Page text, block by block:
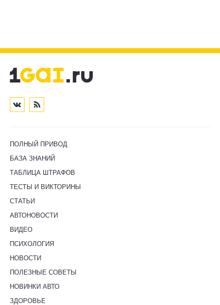
ПОЛНЫЙ ПРИВОД
БАЗА ЗНАНИЙ
ТАБЛИЦА ШТРАФОВ
ТЕСТЫ И ВИКТОРИНЫ
СТАТЬИ
АВТОНОВОСТИ
ВИДЕО
ПСИХОЛОГИЯ
НОВОСТИ
ПОЛЕЗНЫЕ СОВЕТЫ
НОВИНКИ АВТО
ЗДОРОВЬЕ